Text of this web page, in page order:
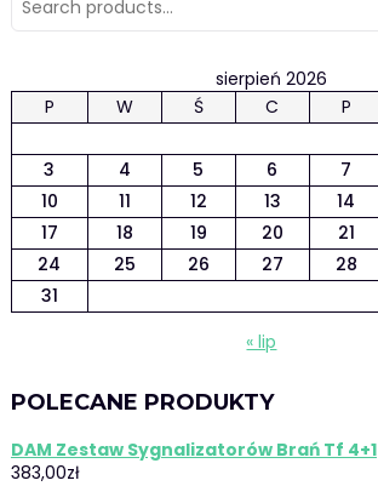
sierpień 2026
P
W Ś C P
3
4 5 6 7
10
11 12 13 14
17
18 19 20 21
24
25 26 27 28
31
« lip
POLECANE PRODUKTY
DAM Zestaw Sygnalizatorów Brań Tf 4+1
383,00zł